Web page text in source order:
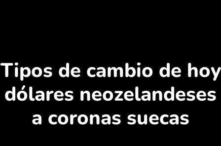
Tipos de cambio de hoy
dólares neozelandeses
a coronas suecas